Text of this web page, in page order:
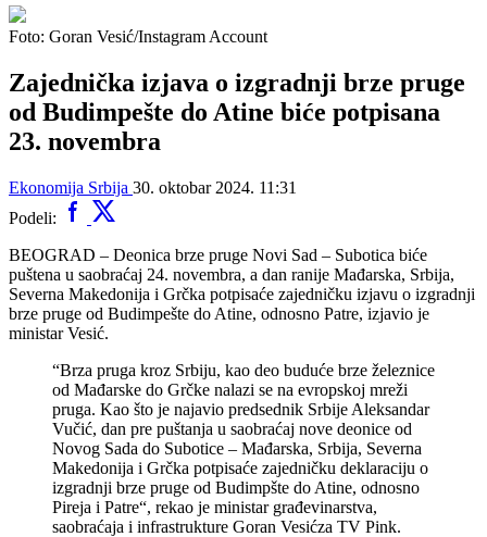
Foto: Goran Vesić/Instagram Account
Zajednička izjava o izgradnji brze pruge
od Budimpešte do Atine biće potpisana
23. novembra
Ekonomija Srbija 30. oktobar 2024. 11:31
Podeli:
BEOGRAD – Deonica brze pruge Novi Sad – Subotica biće
puštena u saobraćaj 24. novembra, a dan ranije Mađarska, Srbija,
Severna Makedonija i Grčka potpisaće zajedničku izjavu o izgradnji
brze pruge od Budimpešte do Atine, odnosno Patre, izjavio je
ministar Vesić.
“Brza pruga kroz Srbiju, kao deo buduće brze železnice
od Mađarske do Grčke nalazi se na evropskoj mreži
pruga. Kao što je najavio predsednik Srbije Aleksandar
Vučić, dan pre puštanja u saobraćaj nove deonice od
Novog Sada do Subotice – Mađarska, Srbija, Severna
Makedonija i Grčka potpisaće zajedničku deklaraciju o
izgradnji brze pruge od Budimpšte do Atine, odnosno
Pireja i Patre“, rekao je ministar građevinarstva,
saobraćaja i infrastrukture Goran Vesićza TV Pink.